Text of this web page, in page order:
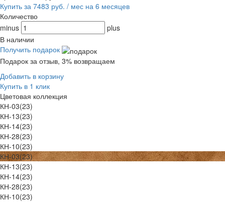
Купить за 7483 руб. / мес на 6 месяцев
Количество
minus
plus
В наличии
Получить подарок
Подарок за отзыв, 3% возвращаем
Добавить в корзину
Купить в 1 клик
Цветовая коллекция
КН-03(23)
КН-13(23)
КН-14(23)
КН-28(23)
КН-10(23)
КН-03(23)
КН-13(23)
КН-14(23)
КН-28(23)
КН-10(23)